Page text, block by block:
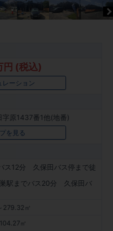
(税込)
レーション
原1437番1他(地番)
を見る
ス12分 久保田バス停まで徒
駅までバス20分 久保田バ
279.32㎡
㎡